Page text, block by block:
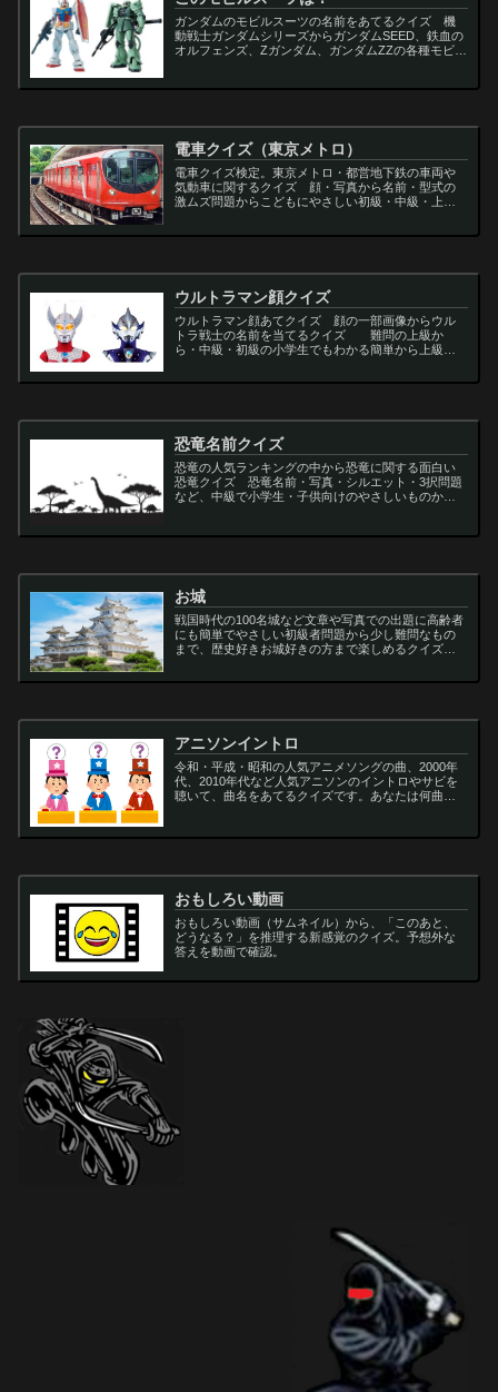
ガンダムのモビルスーツの名前をあてるクイズ 機
動戦士ガンダムシリーズからガンダムSEED、鉄血の
オルフェンズ、Zガンダム、ガンダムZZの各種モビル
電車クイズ（東京メトロ）
電車クイズ検定。東京メトロ・都営地下鉄の車両や
気動車に関するクイズ 顔・写真から名前・型式の
激ムズ問題からこどもにやさしい初級・中級・上級
ウルトラマン顔クイズ
ウルトラマン顔あてクイズ 顔の一部画像からウル
トラ戦士の名前を当てるクイズ 難問の上級か
ら・中級・初級の小学生でもわかる簡単から上級者
恐竜名前クイズ
恐竜の人気ランキングの中から恐竜に関する面白い
恐竜クイズ 恐竜名前・写真・シルエット・3択問題
など、中級で小学生・子供向けのやさしいものから
サ...
お城
戦国時代の100名城など文章や写真での出題に高齢者
にも簡単でやさしい初級者問題から少し難問なもの
まで、歴史好きお城好きの方まで楽しめるクイズで
アニソンイントロ
令和・平成・昭和の人気アニメソングの曲、2000年
代、2010年代など人気アニソンのイントロやサビを
聴いて、曲名をあてるクイズです。あなたは何曲わ
おもしろい動画
おもしろい動画（サムネイル）から、「このあと、
どうなる？」を推理する新感覚のクイズ。予想外な
答えを動画で確認。